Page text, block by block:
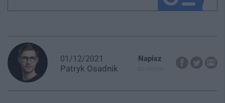
01/12/2021
Patryk Osadnik
Napisz